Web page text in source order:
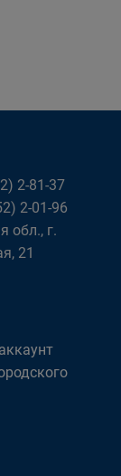
2-81-37
2-01-96
обл., г.
21